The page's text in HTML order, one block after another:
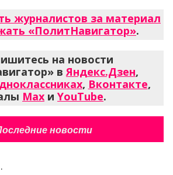
журналистов за материал
«ПолитНавигатор».
на новости
вЯндекс.Дзен,
, Вконтакте,
Max и YouTube.
новости